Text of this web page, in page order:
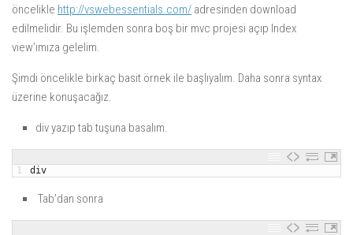
öncelikle http://vswebessentials.com/ adresinden download
edilmelidir. Bu işlemden sonra boş bir mvc projesi açıp Index
view’ımıza gelelim.
Şimdi öncelikle birkaç basit örnek ile başlıyalım. Daha sonra syntax
üzerine konuşacağız.
div yazıp tab tuşuna basalım.
1 div
Tab’dan sonra